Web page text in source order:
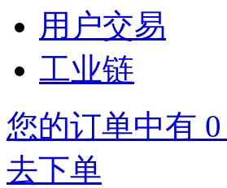
用户交易
工业链
您的订单中有
去下单